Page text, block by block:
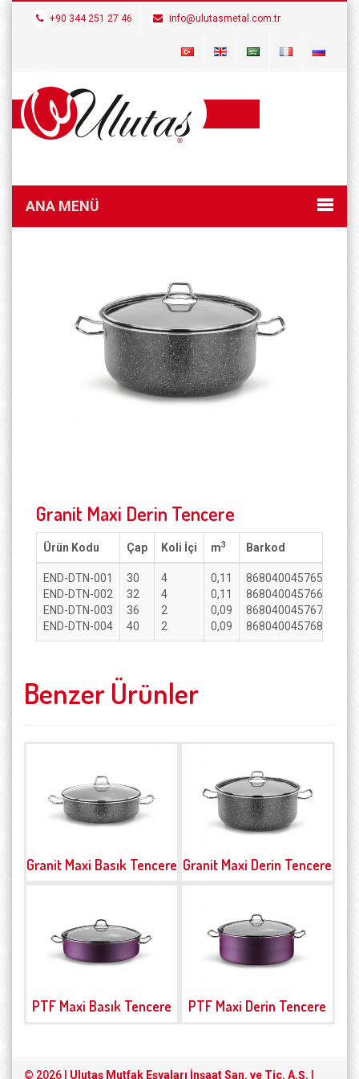
+90 344 251 27 46 info@ulutasmetal.com.tr
ANA MENÜ
Granit Maxi Derin Tencere
Ürün Kodu Çap Koli İçi m3 Barkod
END-DTN-001
END-DTN-002
END-DTN-003
END-DTN-004
30
32
36
40
4
4
2
2
0,11
0,11
0,09
0,09
8680400457653
8680400457660
8680400457677
8680400457684
Benzer Ürünler
Granit Maxi Basık Tencere Granit Maxi Derin Tencere
PTF Maxi Basık Tencere PTF Maxi Derin Tencere
© 2026 | Ulutaş Mutfak Eşyaları İnşaat San. ve Tic. A.Ş.